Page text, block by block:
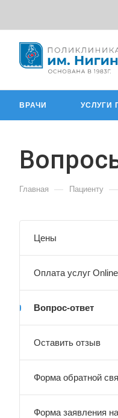
ВРАЧИ УСЛУГИ
Главная — Пациенту —
Цены
Оплата услуг Online
Вопрос-ответ
Оставить отзыв
Форма обратной
Форма заявления